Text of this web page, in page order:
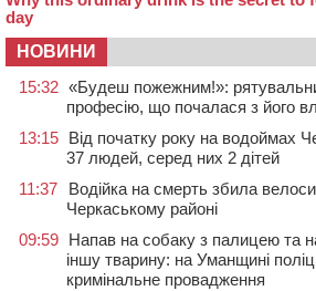
НОВИНИ
15:32 «Будеш пожежним!»:
професію, що почалася з його
13:15 Від початку року на водоймах
37 людей, серед них 2 дітей
11:37
Водійка на смерть збила
Черкаському районі
09:59 Напав на собаку з палицею та
іншу тварину: на Уманщині
кримінальне провадження